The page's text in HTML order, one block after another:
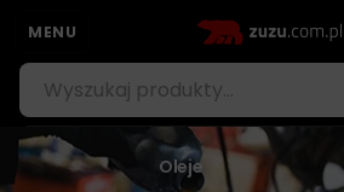
MENU
Oleje